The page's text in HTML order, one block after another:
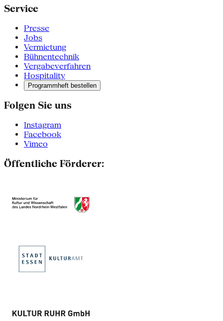
Service
Presse
Jobs
Vermietung
Bühnentechnik
Vergabeverfahren
Hospitality
Programmheft bestellen
Folgen Sie uns
Instagram
Facebook
Vimeo
Öffentliche Förderer: